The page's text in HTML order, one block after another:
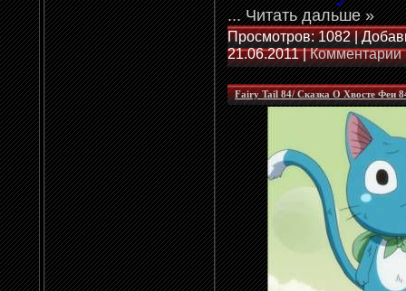
...Читать дальше »
Просмотров: 1082 |
21.06.2011|Комментарии
Fairy Tail 84/ Сказка О Хвосте Феи